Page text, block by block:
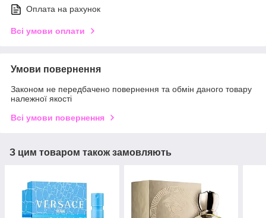
Оплата на рахунок
Всі умови оплати
Умови повернення
Законом не передбачено повернення та обмін даного товару
належної якості
Всі умови повернення
З цим товаром також замовляють